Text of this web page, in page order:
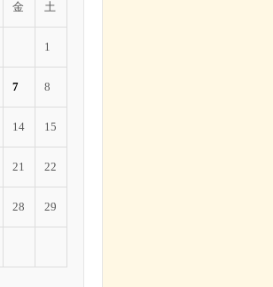
金 土
1
7 8
14 15
21 22
28 29